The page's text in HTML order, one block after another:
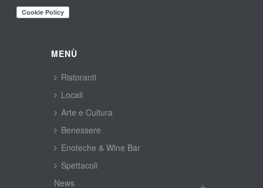
MENÙ
Ristoranti
Locali
Arte e Cultura
Benessere
Enoteche & Wine Bar
Spettacoli
New